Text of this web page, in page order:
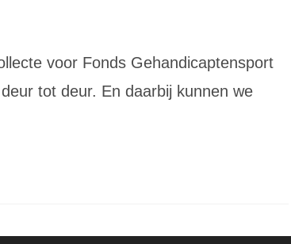
voor Fonds Gehandicaptensport
tot deur. En daarbij kunnen we